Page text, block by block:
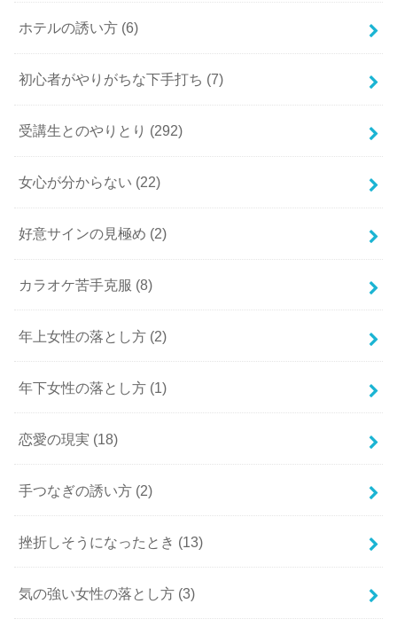
ホテルの誘い方 (6)
初心者がやりがちな下手打ち (7)
受講生とのやりとり (292)
女心が分からない (22)
好意サインの見極め (2)
カラオケ苦手克服 (8)
年上女性の落とし方 (2)
年下女性の落とし方 (1)
恋愛の現実 (18)
手つなぎの誘い方 (2)
挫折しそうになったとき (13)
気の強い女性の落とし方 (3)